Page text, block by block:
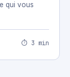
qui vous
⏱ 3 min